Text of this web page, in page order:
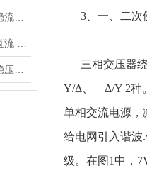
3、一、二次
三相交压器绕
Y/Δ、 Δ/Y 2种
单相交流电源，
给电网引入谐波
级。在图1中，